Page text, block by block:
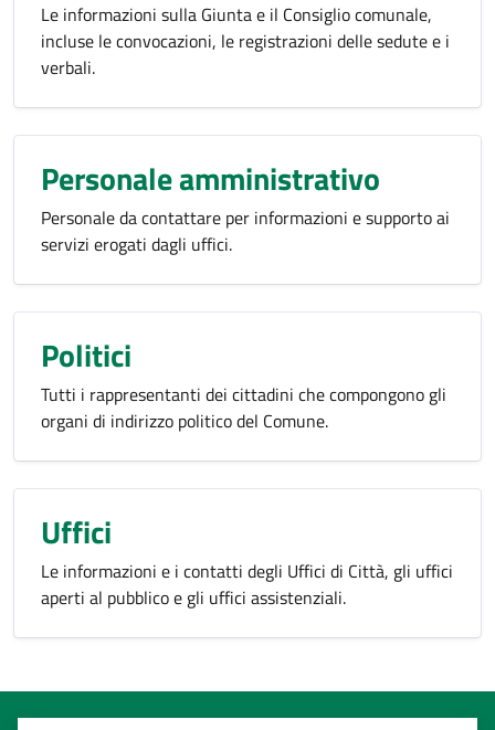
Le informazioni sulla Giunta e il Consiglio comunale,
incluse le convocazioni, le registrazioni delle sedute e i
verbali.
Personale amministrativo
Personale da contattare per informazioni e supporto ai
servizi erogati dagli uffici.
Politici
Tutti i rappresentanti dei cittadini che compongono gli
organi di indirizzo politico del Comune.
Uffici
Le informazioni e i contatti degli Uffici di Città, gli uffici
aperti al pubblico e gli uffici assistenziali.